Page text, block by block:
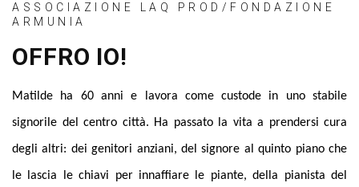
ASSOCIAZIONE LAQ PROD/FONDAZIONE
ARMUNIA
OFFRO IO!
Matilde ha 60 anni e lavora come custode in uno stabile
signorile del centro città. Ha passato la vita a prendersi cura
degli altri: dei genitori anziani, del signore al quinto piano che
le lascia le chiavi per innaffiare le piante, della pianista del